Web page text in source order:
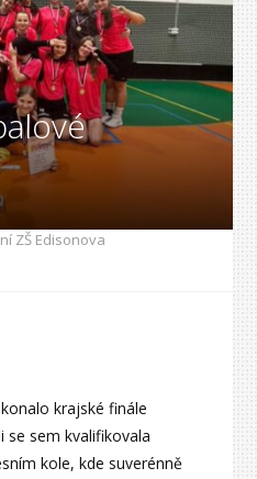
ZŠ Edisonova
krajské finále
se sem kvalifikovala
kole, kde suverénně